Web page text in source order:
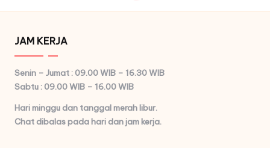
JAM KERJA
Senin – Jumat : 09.00 WIB – 16.30 WIB
Sabtu : 09.00 WIB – 16.00 WIB
Hari minggu dan tanggal merah libur.
Chat dibalas pada hari dan jam kerja.